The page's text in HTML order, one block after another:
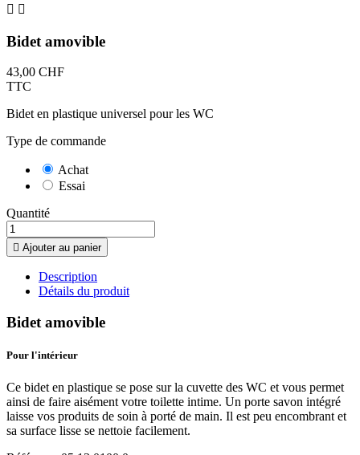
 
Bidet amovible
43,00 CHF
TTC
Bidet en plastique universel pour les WC
Type de commande
Achat
Essai
Quantité
 Ajouter au panier
Description
Détails du produit
Bidet amovible
Pour l'intérieur
Ce bidet en plastique se pose sur la cuvette des WC et vous permet
ainsi de faire aisément votre toilette intime. Un porte savon intégré
laisse vos produits de soin à porté de main. Il est peu encombrant et
sa surface lisse se nettoie facilement.